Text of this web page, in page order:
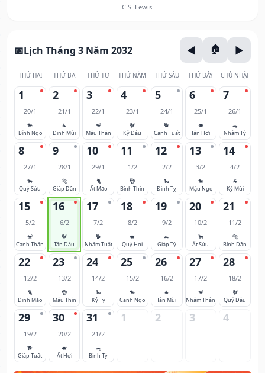
— C.S. Lewis
Lịch Tháng 3 Năm 2032
THỨ HAI THỨ BA THỨ TƯ THỨ NĂM THỨ SÁU THỨ BẢY CHỦ NHẬT
1
20/1
🐎
Bính Ngọ
2
21/1
🐐
Đinh Mùi
3
22/1
🐒
Mậu Thân
4
23/1
🐓
Kỷ Dậu
5
24/1
🐕
Canh Tuất
6
25/1
🐖
Tân Hợi
7
26/1
🐀
Nhâm Tý
8
27/1
🐂
Quý Sửu
9
28/1
🐅
Giáp Dần
10
29/1
🐈
Ất Mão
11
1/2
🐉
Bính Thìn
12
2/2
🐍
Đinh Tỵ
13
3/2
🐎
Mậu Ngọ
14
4/2
🐐
Kỷ Mùi
15
5/2
🐒
Canh Thân
16
6/2
🐓
Tân Dậu
17
7/2
🐕
Nhâm Tuất
18
8/2
🐖
Quý Hợi
19
9/2
🐀
Giáp Tý
20
10/2
🐂
Ất Sửu
21
11/2
🐅
Bính Dần
22
12/2
🐈
Đinh Mão
23
13/2
🐉
Mậu Thìn
24
14/2
🐍
Kỷ Tỵ
25
15/2
🐎
Canh Ngọ
26
16/2
🐐
Tân Mùi
27
17/2
🐒
Nhâm Thân
28
18/2
🐓
Quý Dậu
29
19/2
🐕
Giáp Tuất
30
20/2
🐖
Ất Hợi
31
21/2
🐀
Bính Tý
1 2 3 4